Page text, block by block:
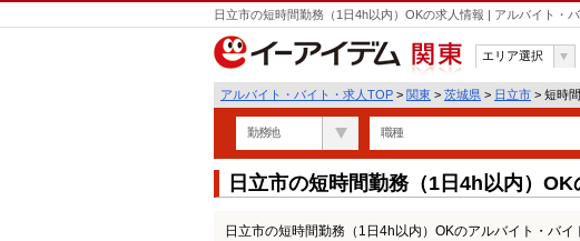
日立市の短時間勤務（1日4h以内）OKの求人情報 | アルバイト・
関東
エリア選択
アルバイト・バイト・求人TOP > 関東 > 茨城県 > 日立市 > 短時
勤務地 職種
日立市の短時間勤務（1日4h以内）
日立市の短時間勤務（1日4h以内）OKのアルバイト・バ